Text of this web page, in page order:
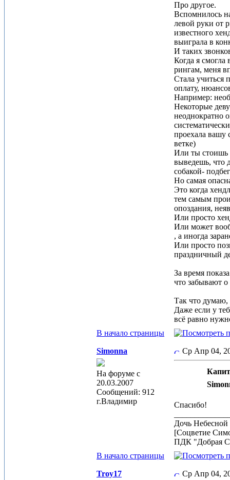
Про другое.
Вспомнилось
левой руки от
известного
выиграла в
И таких
Когда я смогла
рингам, меня
Стала учиться
оплату,
Например:
Некоторые
неоднократно
проехала вашу
ветке)
Или ты стоишь
выведешь, что
собакой-
Но самая
Это когда
тем самым
опоздания,
Или просто
Или может
, а иногда
Или просто
праздничный
За время
что забывают о
Так что думаю,
Даже если у
всё равно
В начало страницы
Simonna
На форуме с
20.03.2007
Сообщений: 912
г.Владимир
Ср Апр 04,
Спасибо!
Дочь Небесной
[Соцветие
ПДК "Добрая
В начало страницы
Troy17 Ср Апр 04,